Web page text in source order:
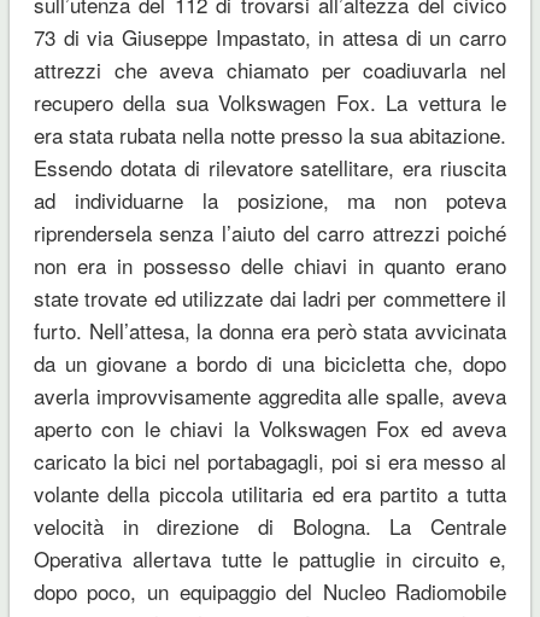
73 di via Giuseppe Impastato, in attesa di un carro
attrezzi che aveva chiamato per coadiuvarla nel
recupero della sua Volkswagen Fox. La vettura le
era stata rubata nella notte presso la sua abitazione.
Essendo dotata di rilevatore satellitare, era riuscita
ad individuarne la posizione, ma non poteva
riprendersela senza l’aiuto del carro attrezzi poiché
non era in possesso delle chiavi in quanto erano
state trovate ed utilizzate dai ladri per commettere il
furto. Nell’attesa, la donna era però stata avvicinata
da un giovane a bordo di una bicicletta che, dopo
averla improvvisamente aggredita alle spalle, aveva
aperto con le chiavi la Volkswagen Fox ed aveva
caricato la bici nel portabagagli, poi si era messo al
volante della piccola utilitaria ed era partito a tutta
velocità in direzione di Bologna. La Centrale
Operativa allertava tutte le pattuglie in circuito e,
dopo poco, un equipaggio del Nucleo Radiomobile